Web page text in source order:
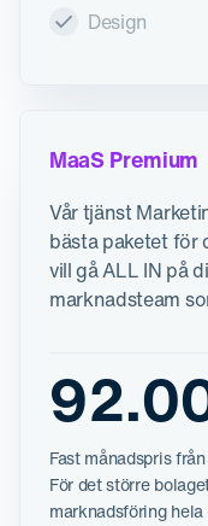
Design
MaaS Premium
Vår tjänst
bästa paketet för
vill gå ALL IN på
marknadsteam
Fast månadspris
För det större
marknadsföring